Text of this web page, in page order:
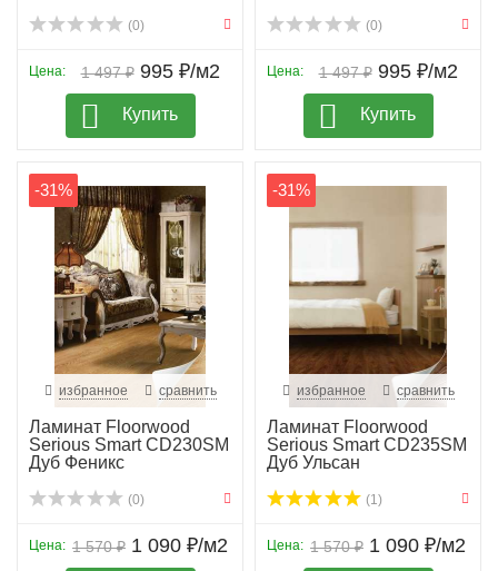
(0)
1 497 ₽
Цена: 995 ₽/м2
Купить
(0)
1 497 ₽
Цена: 995 ₽/м2
Купить
-31%
избранное сравнить
Ламинат Floorwood
Serious Smart CD230SM
Дуб Феникс
(0)
1 570 ₽
Цена: 1 090 ₽/м2
-31%
избранное сравнить
Ламинат Floorwood
Serious Smart CD235SM
Дуб Ульсан
(1)
1 570 ₽
Цена: 1 090 ₽/м2